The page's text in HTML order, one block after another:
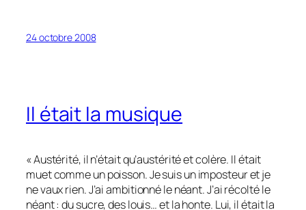
24 octobre 2008
Il était la musique
« Austérité, il n’était qu’austérité et colère. Il était
muet comme un poisson. Je suis un imposteur et je
ne vaux rien. J’ai ambitionné le néant. J’ai récolté le
néant : du sucre, des louis… et la honte. Lui, il était la